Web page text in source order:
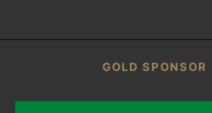
GOLD SPONSOR